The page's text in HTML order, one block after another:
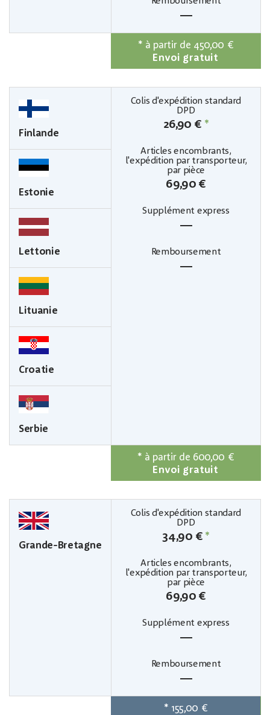
—
* à partir de 450,00 €
Envoi gratuit
Finlande
26,90 € *
69,90 €
—
—
Estonie
Lettonie
Lituanie
Croatie
Serbie
* à partir de 600,00 €
Envoi gratuit
Grande-Bretagne
34,90 € *
69,90 €
—
—
* 155,00 €